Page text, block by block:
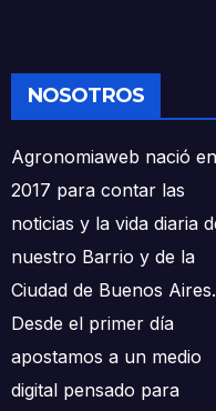
NOSOTROS
Agronomiaweb nació en
2017 para contar las
noticias y la vida diaria
nuestro Barrio y de la
Ciudad de Buenos Aires.
Desde el primer día
apostamos a un medio
digital pensado para